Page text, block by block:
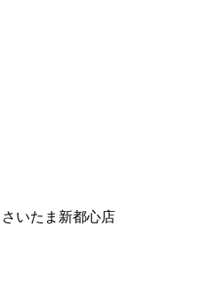
いたま新都心店